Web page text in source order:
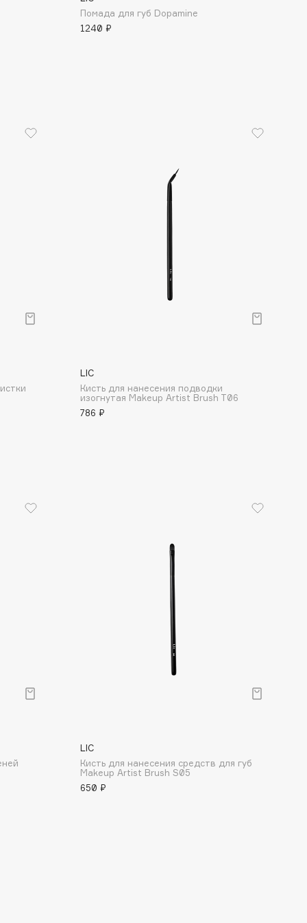
Помада для губ Dopamine
1240 ₽
LIC
Кисть для нанесения подводки
изогнутая Makeup Artist Brush T06
786 ₽
LIC
Кисть для нанесения средств для губ
Makeup Artist Brush S05
650 ₽